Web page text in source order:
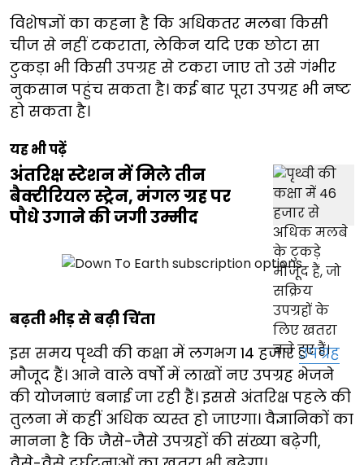
विशेषज्ञों का कहना है कि अधिकतर मलबा किसी
चीज से नहीं टकराता, लेकिन यदि एक छोटा सा
टुकड़ा भी किसी उपग्रह से टकरा जाए तो उसे गंभीर
नुकसान पहुंच सकता है। कई बार पूरा उपग्रह भी नष्ट
हो सकता है।
यह भी पढ़ें
अंतरिक्ष स्टेशन में मिले तीन
बैक्टीरियल स्ट्रेन, मंगल ग्रह पर
पौधे उगाने की जगी उम्मीद
बढ़ती भीड़ से बढ़ी चिंता
इस समय पृथ्वी की कक्षा में लगभग 14 हजारउपग्रह
मौजूद हैं। आने वाले वर्षों में लाखों नए उपग्रह भेजने
की योजनाएं बनाई जा रही हैं। इससे अंतरिक्ष पहले की
तुलना में कहीं अधिक व्यस्त हो जाएगा। वैज्ञानिकों का
मानना है कि जैसे-जैसे उपग्रहों की संख्या बढ़ेगी,